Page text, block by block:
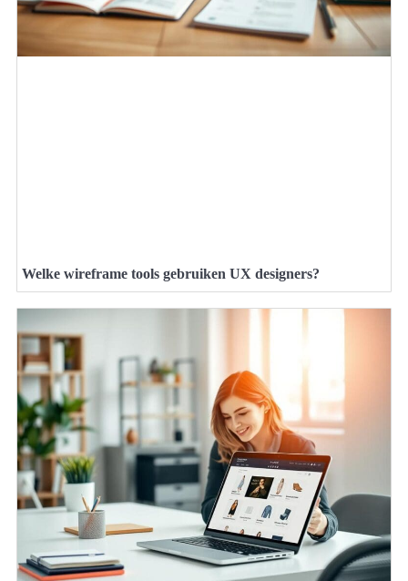
Welke wireframe tools gebruiken UX designers?